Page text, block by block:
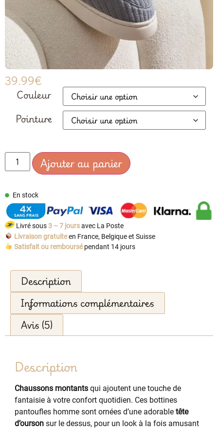
39.99€
Couleur
Pointure
Ajouter au panier
En stock
Livré sous3 – 7 joursavec La Poste
Livraison gratuiteen France, Belgique et Suisse
Satisfait ou remboursépendant 14 jours
Description
Informations complémentaires
Avis (5)
Description
Chaussons montants qui ajoutent une touche de
fantaisie à votre confort quotidien. Ces bottines
pantoufles homme sont ornées d’une adorable tête
d’ourson sur le dessus, pour un look à la fois amusant